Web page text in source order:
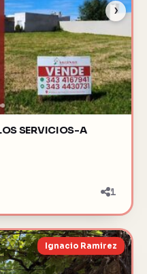
›
SERVICIOS-A
1
Ignacio Ramirez